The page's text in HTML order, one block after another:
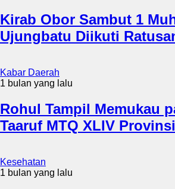
Kirab Obor Sambut 1
Ujungbatu Diikuti
Kabar Daerah
1 bulan yang lalu
Rohul Tampil Memukau
Taaruf MTQ XLIV
Kesehatan
1 bulan yang lalu